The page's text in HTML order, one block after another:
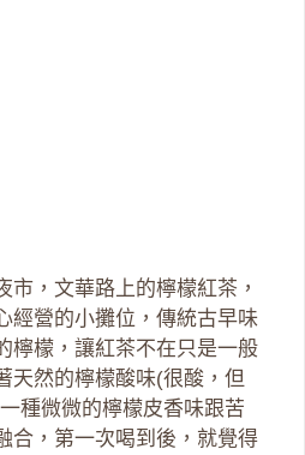
市，文華路上的檸檬紅茶，
經營的小攤位，傳統古早味
檸檬，讓紅茶不在只是一般
天然的檸檬酸味(很酸，但
種微微的檸檬皮香味跟苦
合，第一次喝到後，就覺得